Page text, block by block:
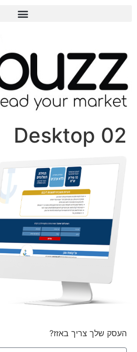
02 Desktop
העסק שלך צריך באזז?